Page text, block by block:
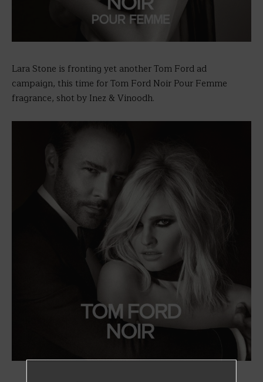
Lara Stone is fronting yet another Tom Ford ad
campaign, this time for Tom Ford Noir Pour Femme
fragrance, shot by Inez & Vinoodh.